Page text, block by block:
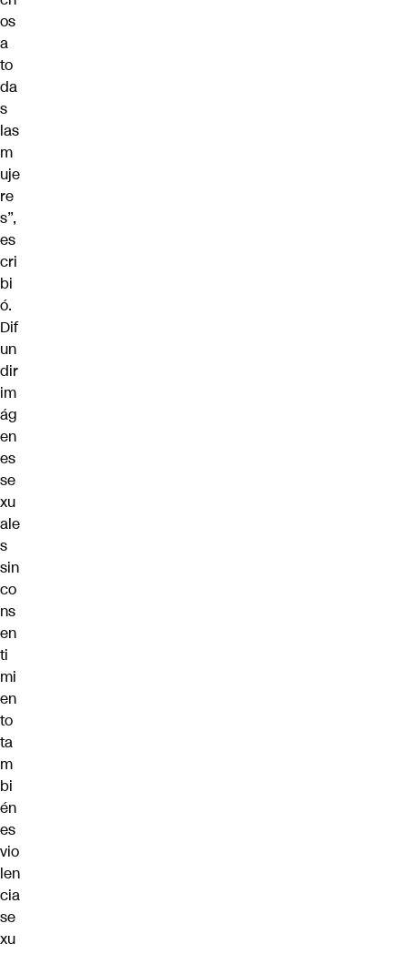
os
a
to
da
s
las
m
uje
re
s”,
es
cri
bi
ó.
Dif
un
dir
im
ág
en
es
se
xu
ale
s
sin
co
ns
en
ti
mi
en
to
ta
m
bi
én
es
vio
len
cia
se
xu